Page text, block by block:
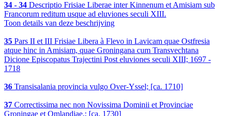
34 - 34 Descriptio Frisiae Liberae inter Kinnenum et Amisiam sub
Francorum reditum usque ad eluviones seculi XIII.
Toon details van deze beschrijving
35 Pars II et III Frisiae Libera à Flevo in Lavicam quae Ostfresia
atque hinc in Amisiam, quae Groningana cum Transvechtana
Dicione Episcopatus Trajectini Post eluviones seculi XIII; 1697 -
1718
36 Transisalania provincia vulgo Over-Yssel; [ca. 1710]
37 Correctissima nec non Novissima Dominii et Provinciae
Groningae et Omlandiae.; [ca. 1730]